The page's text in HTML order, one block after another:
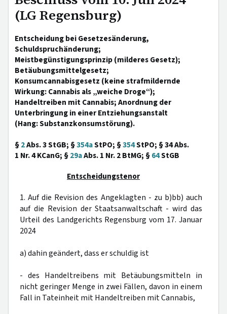
(LG Regensburg)
Entscheidung bei Gesetzesänderung,
Schuldspruchänderung;
Meistbegünstigungsprinzip (milderes Gesetz);
Betäubungsmittelgesetz;
Konsumcannabisgesetz (keine strafmildernde
Wirkung: Cannabis als „weiche Droge“);
Handeltreiben mit Cannabis; Anordnung der
Unterbringung in einer Entziehungsanstalt
(Hang: Substanzkonsumstörung).
§2Abs. 3 StGB; §354aStPO; §354StPO; § 34 Abs.
1 Nr. 4 KCanG; §29aAbs. 1 Nr. 2 BtMG; §64StGB
Entscheidungstenor
1. Auf die Revision des Angeklagten - zu b)bb) auch
auf die Revision der Staatsanwaltschaft - wird das
Urteil des Landgerichts Regensburg vom 17. Januar
2024
a) dahin geändert, dass er schuldig ist
- des Handeltreibens mit Betäubungsmitteln in
nicht geringer Menge in zwei Fällen, davon in einem
Fall in Tateinheit mit Handeltreiben mit Cannabis,